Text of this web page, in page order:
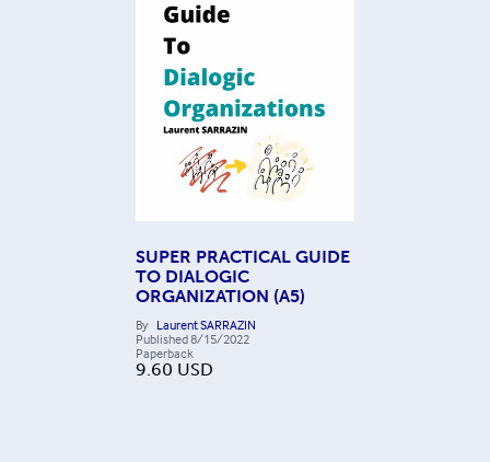
SUPER PRACTICAL GUIDE
TO DIALOGIC
ORGANIZATION (A5)
By Laurent SARRAZIN
Published8/15/2022
Paperback
9.60 USD